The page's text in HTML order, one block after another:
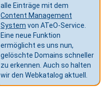
alle Einträge mit dem
Content Management
System von ATeO-Service.
Eine neue Funktion
ermöglicht es uns nun,
gelöschte Domains schneller
zu erkennen. Auch so halten
wir den Webkatalog aktuell.